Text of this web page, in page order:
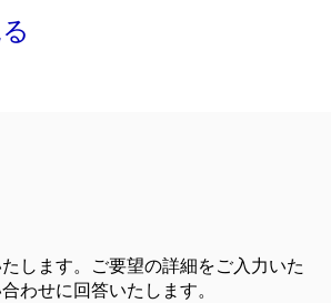
します。ご要望の詳細をご入力いた
わせに回答いたします。